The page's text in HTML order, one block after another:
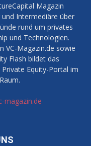
Magazin
Intermediäre über
rund um privates
und Technologien.
VC-Magazin.de sowie
Flash bildet das
Equity-Portal im
magazin.de